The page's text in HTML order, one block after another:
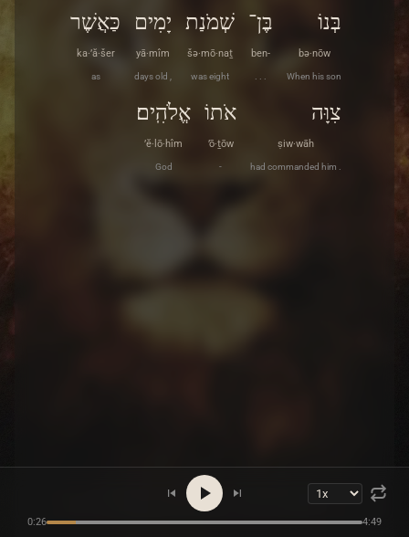
בְּנוֹ
bə·nōw
When his son
בֶּן־
ben-
. . .
שְׁמֹנַת
šə·mō·naṯ
was eight
יָמִים
yā·mîm
days old ,
כַּאֲשֶׁר
ka·’ă·šer
as
צִוָּה
ṣiw·wāh
had commanded him .
אֹתוֹ
’ō·ṯōw
-
אֱלֹהִֽים׃
’ĕ·lō·hîm
God
0:26 4:49